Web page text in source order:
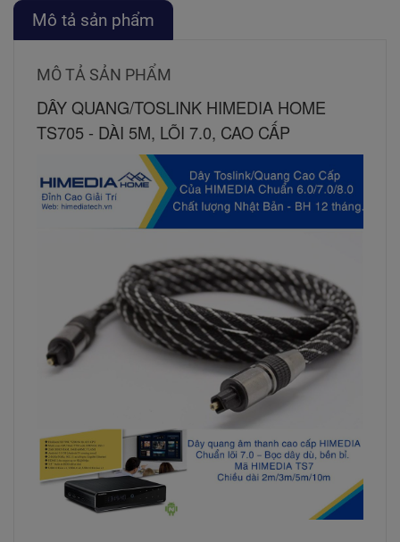
Mô tả sản phẩm
MÔ TẢ SẢN PHẨM
DÂY QUANG/TOSLINK HIMEDIA HOME
TS705 - DÀI 5M, LÕI 7.0, CAO CẤP